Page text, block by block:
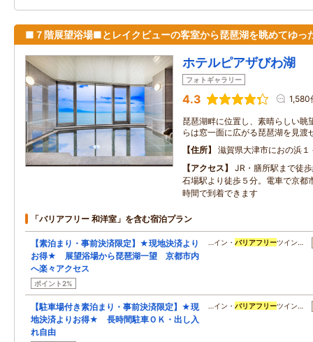
■７階展望浴場■とレイクビューの客室から琵琶湖を眺めてゆっ
ホテルピアザびわ湖
フォトギャラリー
4.3 1,580
琵琶湖畔に位置し、素晴らしい眺
らは窓一面に広がる琵琶湖を見渡
住所
滋賀県大津市におの浜１
アクセス
JR・膳所駅まで徒
石場駅より徒歩５分。電車で京都
時間で到着できます
「バリアフリー 和洋室」を含む宿泊プラン
【素泊まり・事前決済限定】★現地決済より
お得★ 展望浴場から琵琶湖一望 京都市内
へ楽々アクセス
ポイント2%
…イン・ バリアフリーツイン…
【駐車場付き素泊まり・事前決済限定】★現
地決済よりお得★ 長時間駐車ＯＫ・出し入
れ自由
…イン・ バリアフリーツイン…